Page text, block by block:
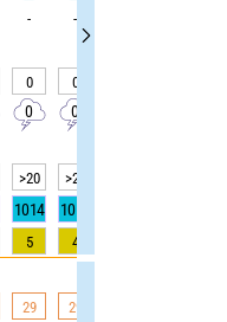
- -
0 0
0 0
>20 >20
1014 1014
5 4
29 29